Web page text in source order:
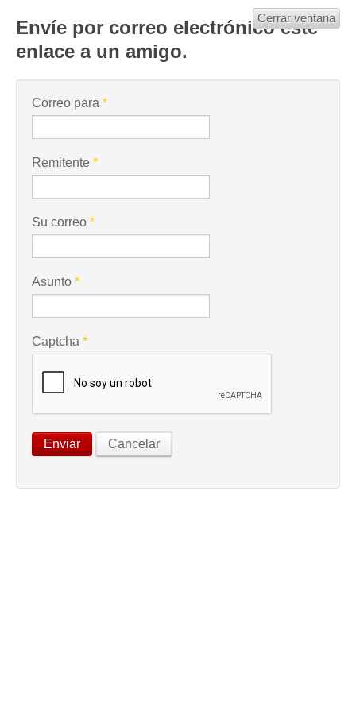
Envíe por correo electrónico este
enlace a un amigo.
Cerrar ventana
Correo para *
Remitente *
Su correo *
Asunto *
Captcha *
Enviar Cancelar